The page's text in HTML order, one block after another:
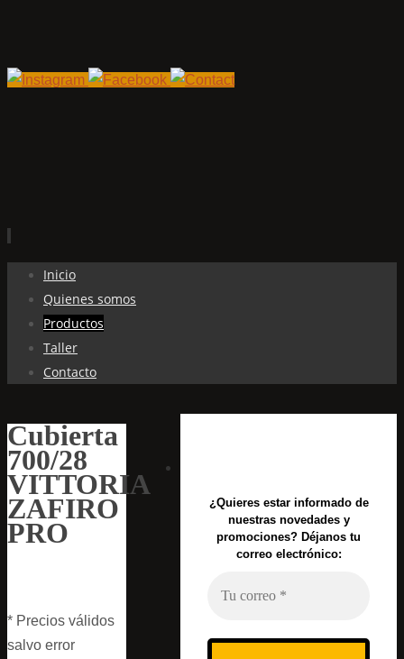
contenido
Inicio
Quienes somos
Productos
Taller
Contacto
Cubierta
700/28
VITTORIA
ZAFIRO
PRO
* Precios válidos
salvo error
¿Quieres estar informado de
nuestras novedades y
promociones? Déjanos tu
correo electrónico: